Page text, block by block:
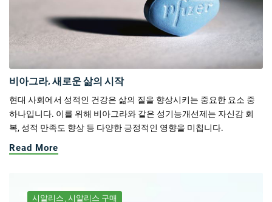
비아그라, 새로운 삶의 시작
현대 사회에서 성적인 건강은 삶의 질을 향상시키는 중요한 요소 중
하나입니다. 이를 위해 비아그라와 같은 성기능개선제는 자신감 회
복, 성적 만족도 향상 등 다양한 긍정적인 영향을 미칩니다.
Read More
시알리스 시알리스 구매